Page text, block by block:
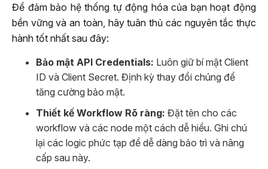
Để đảm bảo hệ thống tự động hóa của bạn hoạt động
bền vững và an toàn, hãy tuân thủ các nguyên tắc thực
hành tốt nhất sau đây:
Bảo mật API Credentials: Luôn giữ bí mật Client
ID và Client Secret. Định kỳ thay đổi chúng để
tăng cường bảo mật.
Thiết kế Workflow Rõ ràng: Đặt tên cho các
workflow và các node một cách dễ hiểu. Ghi chú
lại các logic phức tạp để dễ dàng bảo trì và nâng
cấp sau này.